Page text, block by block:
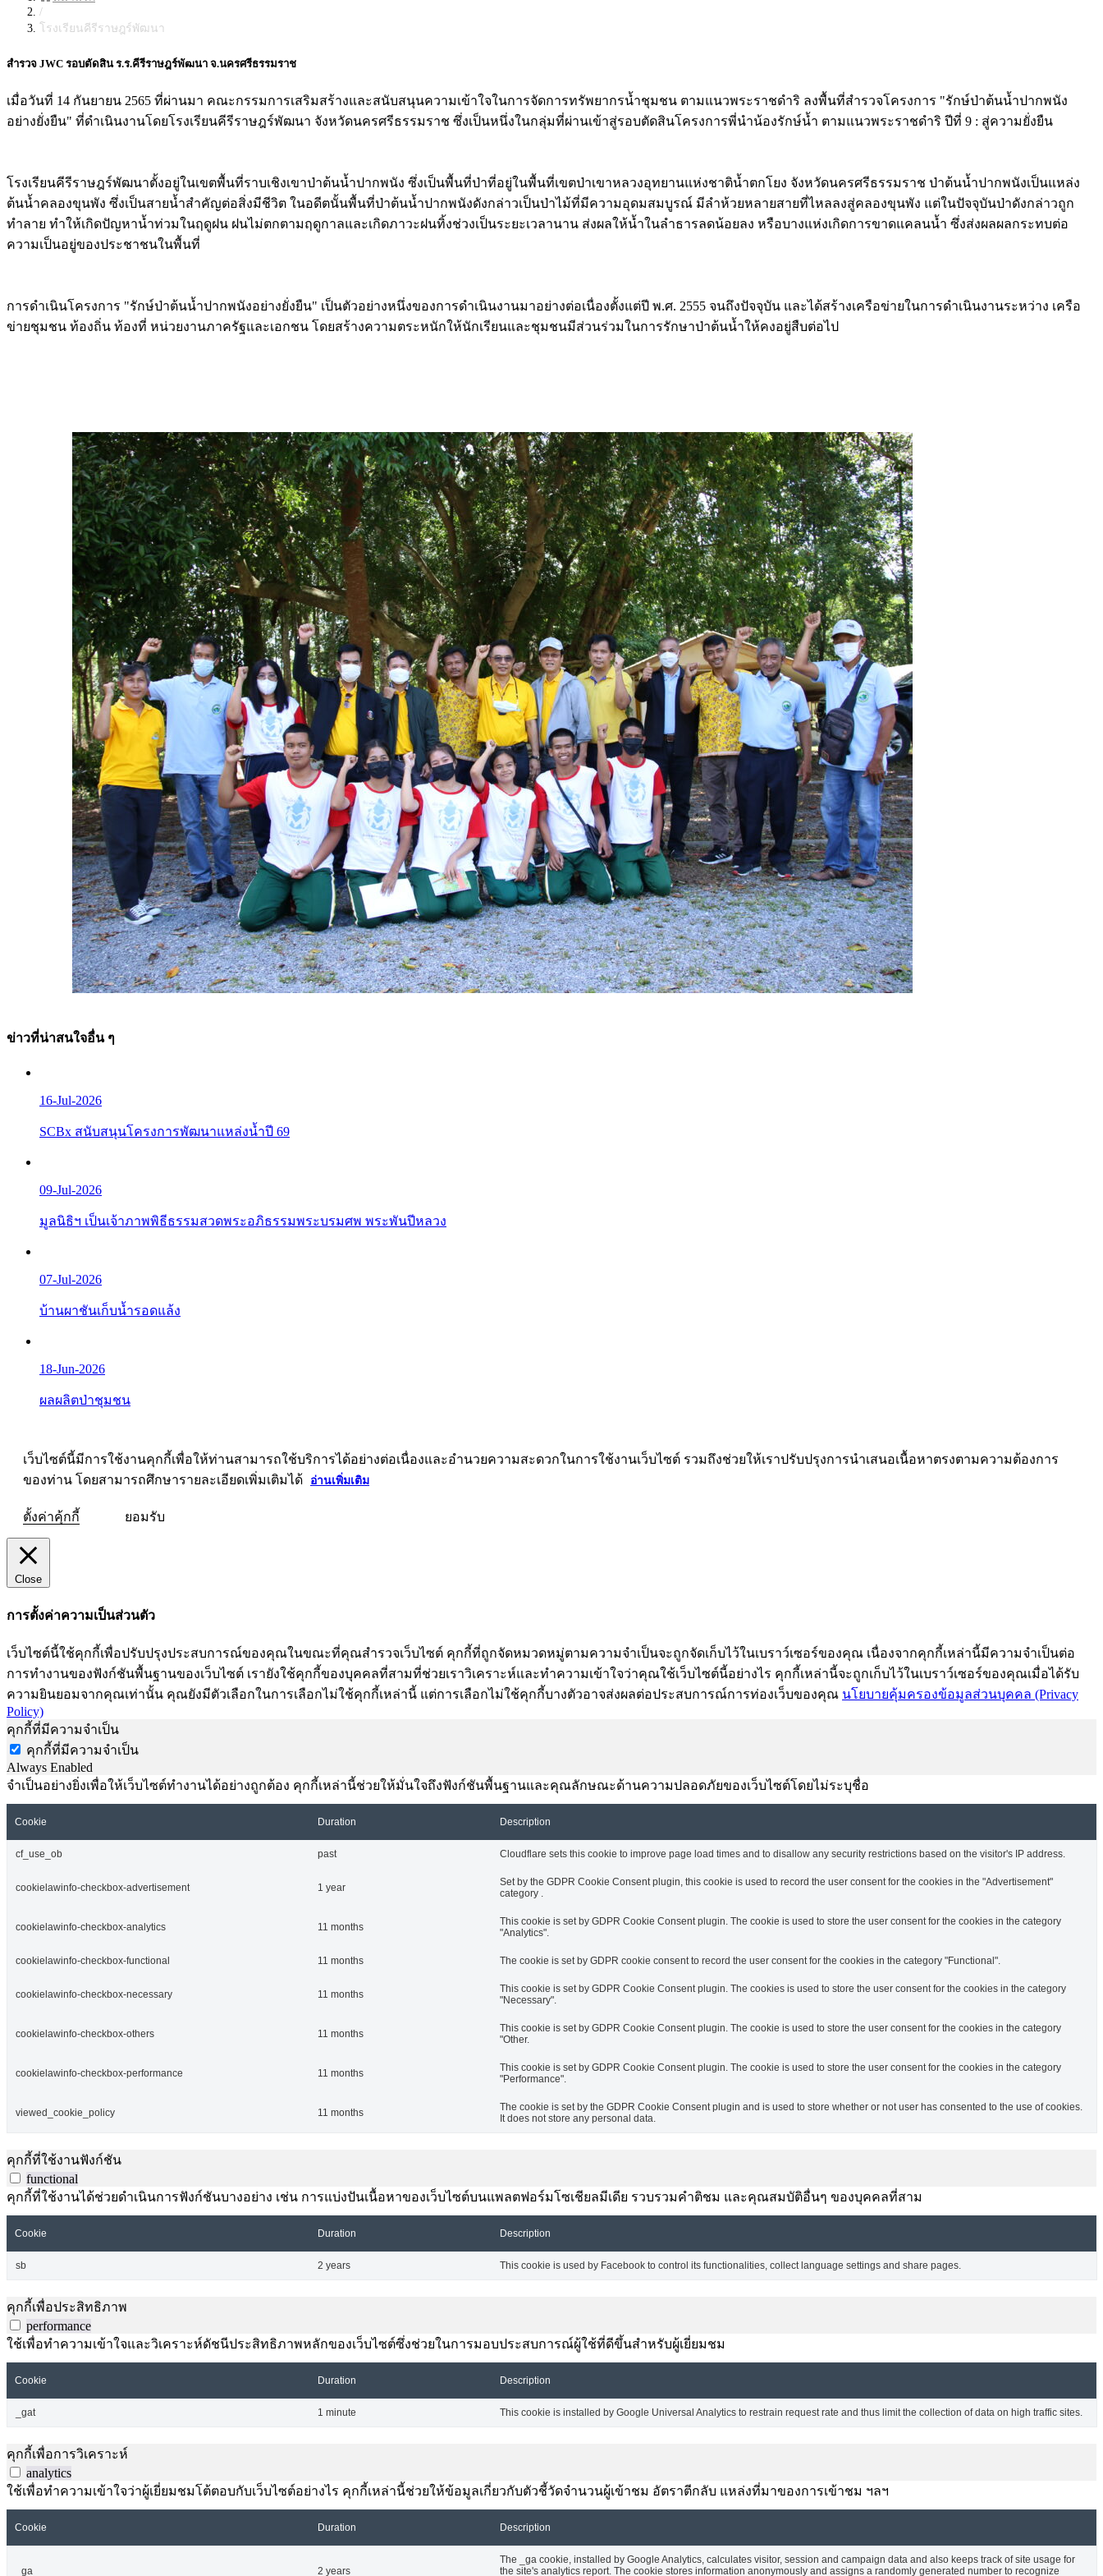
/
โรงเรียนคีรีราษฎร์พัฒนา
สำรวจ JWC รอบตัดสิน ร.ร.คีรีราษฎร์พัฒนา จ.นครศรีธรรมราช
เมื่อวันที่ 14 กันยายน 2565 ที่ผ่านมา คณะกรรมการเสริมสร้างและสนับสนุนความเข้าใจในการจัดการทรัพยากรน้ำชุมชน ตามแนวพระราชดำริ ลงพื้นที่สำรวจโครงการ "รักษ์ป่าต้นน้ำปากพนัง
อย่างยั่งยืน" ที่ดำเนินงานโดยโรงเรียนคีรีราษฎร์พัฒนา จังหวัดนครศรีธรรมราช ซึ่งเป็นหนึ่งในกลุ่มที่ผ่านเข้าสู่รอบตัดสินโครงการพี่นำน้องรักษ์น้ำ ตามแนวพระราชดำริ ปีที่ 9 : สู่ความยั่งยืน
โรงเรียนคีรีราษฎร์พัฒนาตั้งอยู่ในเขตพื้นที่ราบเชิงเขาป่าต้นน้ำปากพนัง ซึ่งเป็นพื้นที่ป่าที่อยู่ในพื้นที่เขตป่าเขาหลวงอุทยานแห่งชาติน้ำตกโยง จังหวัดนครศรีธรรมราช ป่าต้นน้ำปากพนังเป็นแหล่ง
ต้นน้ำคลองขุนพัง ซึ่งเป็นสายน้ำสำคัญต่อสิ่งมีชีวิต ในอดีตนั้นพื้นที่ป่าต้นน้ำปากพนังดังกล่าวเป็นป่าไม้ที่มีความอุดมสมบูรณ์ มีลำห้วยหลายสายที่ไหลลงสู่คลองขุนพัง แต่ในปัจจุบันป่าดังกล่าวถูก
ทำลาย ทำให้เกิดปัญหาน้ำท่วมในฤดูฝน ฝนไม่ตกตามฤดูกาลและเกิดภาวะฝนทิ้งช่วงเป็นระยะเวลานาน ส่งผลให้น้ำในลำธารลดน้อยลง หรือบางแห่งเกิดการขาดแคลนน้ำ ซึ่งส่งผลผลกระทบต่อ
ความเป็นอยู่ของประชาชนในพื้นที่
การดำเนินโครงการ "รักษ์ป่าต้นน้ำปากพนังอย่างยั่งยืน" เป็นตัวอย่างหนึ่งของการดำเนินงานมาอย่างต่อเนื่องตั้งแต่ปี พ.ศ. 2555 จนถึงปัจจุบัน และได้สร้างเครือข่ายในการดำเนินงานระหว่าง เครือ
ข่ายชุมชน ท้องถิ่น ท้องที่ หน่วยงานภาครัฐและเอกชน โดยสร้างความตระหนักให้นักเรียนและชุมชนมีส่วนร่วมในการรักษาป่าต้นน้ำให้คงอยู่สืบต่อไป
ข่าวที่น่าสนใจอื่น ๆ
16-Jul-2026
SCBx สนับสนุนโครงการพัฒนาแหล่งน้ำปี 69
09-Jul-2026
มูลนิธิฯ เป็นเจ้าภาพพิธีธรรมสวดพระอภิธรรมพระบรมศพ พระพันปีหลวง
07-Jul-2026
บ้านผาชันเก็บน้ำรอดแล้ง
18-Jun-2026
ผลผลิตป่าชุมชน
เว็บไซต์นี้มีการใช้งานคุกกี้เพื่อให้ท่านสามารถใช้บริการได้อย่างต่อเนื่องและอำนวยความสะดวกในการใช้งานเว็บไซต์ รวมถึงช่วยให้เราปรับปรุงการนำเสนอเนื้อหาตรงตามความต้องการ
ของท่าน โดยสามารถศึกษารายละเอียดเพิ่มเติมได้
อ่านเพิ่มเติม
ตั้งค่าคุ้กกี้ ยอมรับ
Close
การตั้งค่าความเป็นส่วนตัว
เว็บไซต์นี้ใช้คุกกี้เพื่อปรับปรุงประสบการณ์ของคุณในขณะที่คุณสำรวจเว็บไซต์ คุกกี้ที่ถูกจัดหมวดหมู่ตามความจำเป็นจะถูกจัดเก็บไว้ในเบราว์เซอร์ของคุณ เนื่องจากคุกกี้เหล่านี้มีความจำเป็นต่อ
การทำงานของฟังก์ชันพื้นฐานของเว็บไซต์ เรายังใช้คุกกี้ของบุคคลที่สามที่ช่วยเราวิเคราะห์และทำความเข้าใจว่าคุณใช้เว็บไซต์นี้อย่างไร คุกกี้เหล่านี้จะถูกเก็บไว้ในเบราว์เซอร์ของคุณเมื่อได้รับ
ความยินยอมจากคุณเท่านั้น คุณยังมีตัวเลือกในการเลือกไม่ใช้คุกกี้เหล่านี้ แต่การเลือกไม่ใช้คุกกี้บางตัวอาจส่งผลต่อประสบการณ์การท่องเว็บของคุณ นโยบายคุ้มครองข้อมูลส่วนบุคคล (Privacy
Policy)
คุกกี้ที่มีความจำเป็น
คุกกี้ที่มีความจำเป็น
Always Enabled
จำเป็นอย่างยิ่งเพื่อให้เว็บไซต์ทำงานได้อย่างถูกต้อง คุกกี้เหล่านี้ช่วยให้มั่นใจถึงฟังก์ชันพื้นฐานและคุณลักษณะด้านความปลอดภัยของเว็บไซต์โดยไม่ระบุชื่อ
Cookie Duration Description
cf_use_ob past Cloudflare sets this cookie to improve page load times and to disallow any security restrictions based on the visitor's IP address.
cookielawinfo-checkbox-advertisement 1 year
Set by the GDPR Cookie Consent plugin, this cookie is used to record the user consent for the cookies in the "Advertisement"
category .
cookielawinfo-checkbox-analytics 11 months
This cookie is set by GDPR Cookie Consent plugin. The cookie is used to store the user consent for the cookies in the category
"Analytics".
cookielawinfo-checkbox-functional 11 months The cookie is set by GDPR cookie consent to record the user consent for the cookies in the category "Functional".
cookielawinfo-checkbox-necessary 11 months
This cookie is set by GDPR Cookie Consent plugin. The cookies is used to store the user consent for the cookies in the category
"Necessary".
cookielawinfo-checkbox-others 11 months
This cookie is set by GDPR Cookie Consent plugin. The cookie is used to store the user consent for the cookies in the category
"Other.
cookielawinfo-checkbox-performance 11 months
This cookie is set by GDPR Cookie Consent plugin. The cookie is used to store the user consent for the cookies in the category
"Performance".
viewed_cookie_policy 11 months
The cookie is set by the GDPR Cookie Consent plugin and is used to store whether or not user has consented to the use of cookies.
It does not store any personal data.
คุกกี้ที่ใช้งานฟังก์ชัน
functional
คุกกี้ที่ใช้งานได้ช่วยดำเนินการฟังก์ชันบางอย่าง เช่น การแบ่งปันเนื้อหาของเว็บไซต์บนแพลตฟอร์มโซเชียลมีเดีย รวบรวมคำติชม และคุณสมบัติอื่นๆ ของบุคคลที่สาม
Cookie Duration Description
sb 2 years This cookie is used by Facebook to control its functionalities, collect language settings and share pages.
คุกกี้เพื่อประสิทธิภาพ
performance
ใช้เพื่อทำความเข้าใจและวิเคราะห์ดัชนีประสิทธิภาพหลักของเว็บไซต์ซึ่งช่วยในการมอบประสบการณ์ผู้ใช้ที่ดีขึ้นสำหรับผู้เยี่ยมชม
Cookie Duration Description
_gat 1 minute This cookie is installed by Google Universal Analytics to restrain request rate and thus limit the collection of data on high traffic sites.
คุกกี้เพื่อการวิเคราะห์
analytics
ใช้เพื่อทำความเข้าใจว่าผู้เยี่ยมชมโต้ตอบกับเว็บไซต์อย่างไร คุกกี้เหล่านี้ช่วยให้ข้อมูลเกี่ยวกับตัวชี้วัดจำนวนผู้เข้าชม อัตราตีกลับ แหล่งที่มาของการเข้าชม ฯลฯ
Cookie Duration Description
_ga 2 years
The _ga cookie, installed by Google Analytics, calculates visitor, session and campaign data and also keeps track of site usage for
the site's analytics report. The cookie stores information anonymously and assigns a randomly generated number to recognize